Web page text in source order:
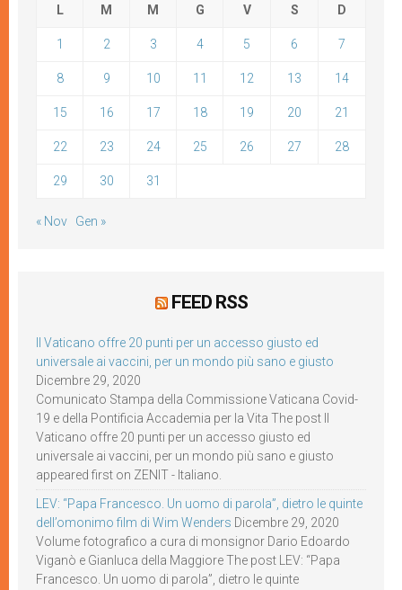
L M M G V S D
1 2 3 4 5 6 7
8 9 10 11 12 13 14
15 16 17 18 19 20 21
22 23 24 25 26 27 28
29 30 31
« Nov Gen »
FEED RSS
Il Vaticano offre 20 punti per un accesso giusto ed
universale ai vaccini, per un mondo più sano e giusto
Dicembre 29, 2020
Comunicato Stampa della Commissione Vaticana Covid-
19 e della Pontificia Accademia per la Vita The post Il
Vaticano offre 20 punti per un accesso giusto ed
universale ai vaccini, per un mondo più sano e giusto
appeared first on ZENIT - Italiano.
LEV: “Papa Francesco. Un uomo di parola”, dietro le quinte
dell’omonimo film di Wim Wenders Dicembre 29, 2020
Volume fotografico a cura di monsignor Dario Edoardo
Viganò e Gianluca della Maggiore The post LEV: “Papa
Francesco. Un uomo di parola”, dietro le quinte